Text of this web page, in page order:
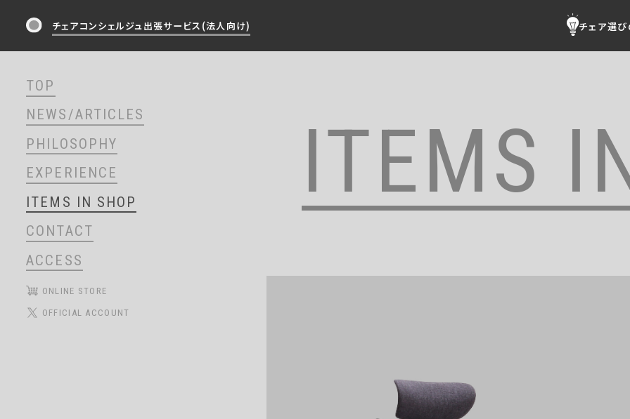
TOP
NEWS/ARTICLES
PHILOSOPHY
EXPERIENCE
ITEMS IN SHOP
CONTACT
ACCESS
ONLINE STORE
OFFICIAL ACCOUNT
チェアコンシェルジュ出張サービス(法人向け) チェア選
ITEMS